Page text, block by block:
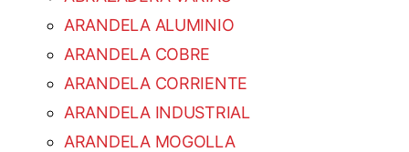
ARANDELA ALUMINIO
ARANDELA COBRE
ARANDELA CORRIENTE
ARANDELA INDUSTRIAL
ARANDELA MOGOLLA